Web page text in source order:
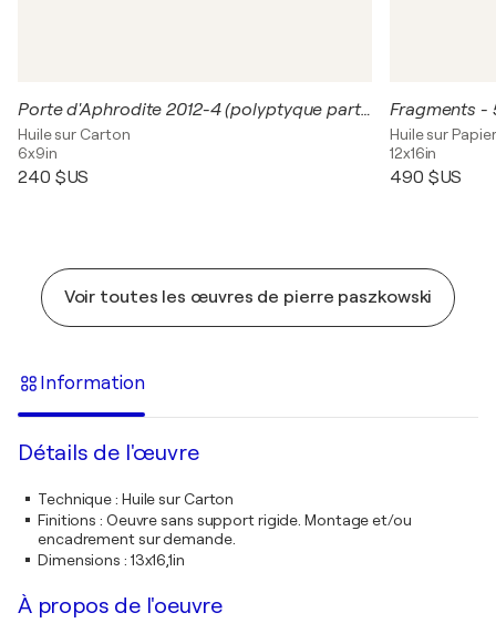
Porte d'Aphrodite 2012-4 (polyptyque partie 2)
Huile sur Carton
6x9in
240 $US
Fragments -
Huile sur Papier
12x16in
490 $US
Voir toutes les œuvres de pierre paszkowski
Information
Détails de l'œuvre
Technique: Huile sur Carton
Finitions : Oeuvre sans support rigide. Montage et/ou
encadrement sur demande.
Dimensions : 13x16,1in
À propos de l'oeuvre